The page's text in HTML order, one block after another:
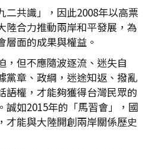
二共識」，因此2008年以高票
陸合力推動兩岸和平發展，為
層面的成果與權益。
，但不應隨波逐流、迷失自
黨章、政綱，迷途知返、撥亂
語權，才能夠獲得台灣民眾的
誠如2015年的「馬習會」，國
才能與大陸開創兩岸關係歷史